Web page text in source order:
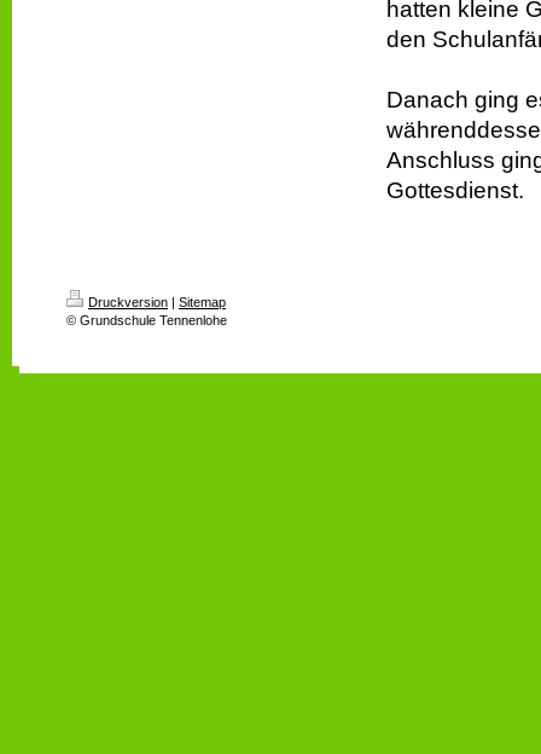
hatten kleine
den
Danach ging
Anschluss
Gottesdienst.
Druckversion | Sitemap
© Grundschule Tennenlohe